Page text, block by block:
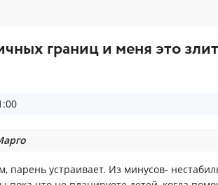
границ и меня это
парень устраивает. Из минусов-